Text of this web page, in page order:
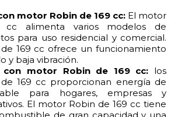
motor Robin de 169 cc: El motor
cc alimenta varios modelos de
para uso residencial y comercial.
169 cc ofrece un funcionamiento
y baja vibración.
con motor Robin de 169 cc: los
169 cc proporcionan energía de
para hogares, empresas y
El motor Robin de 169 cc tiene
de gran capacidad y una